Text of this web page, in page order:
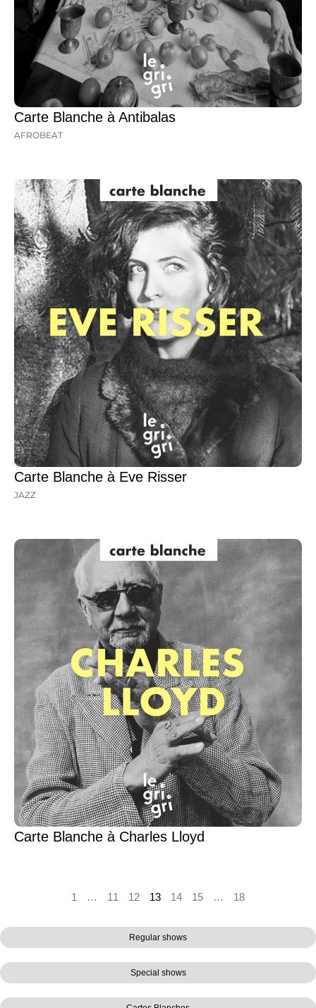
Regular shows
Special shows
Carte Blanche à Antibalas
AFROBEAT
Carte Blanche à Eve Risser
JAZZ
Carte Blanche à Charles Lloyd
1 … 11 12 13 14 15 … 18